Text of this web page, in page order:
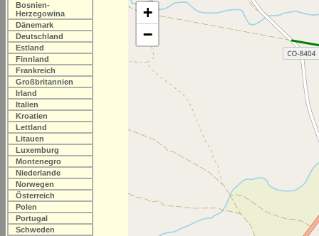
Bosnien-
Herzegowina
Dänemark
Deutschland
Estland
Finnland
Frankreich
Großbritannien
Irland
Italien
Kroatien
Lettland
Litauen
Luxemburg
Montenegro
Niederlande
Norwegen
Österreich
Polen
Portugal
Schweden
+
−